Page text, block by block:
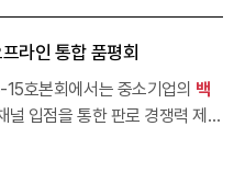
라인 통합 품평회
호본회에서는 중소기업의 백
널 입점을 통한 판로 경쟁력 제고
오프라인 통합 품평회​」참가 기